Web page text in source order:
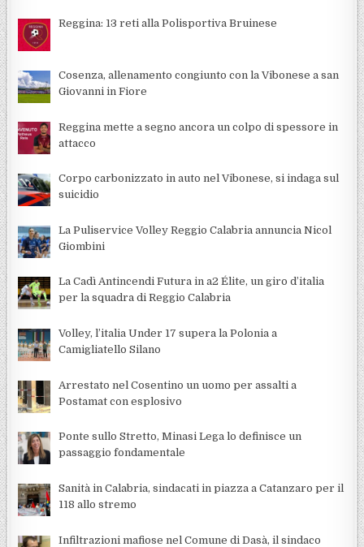
Reggina: 13 reti alla Polisportiva Bruinese
Cosenza, allenamento congiunto con la Vibonese a san
Giovanni in Fiore
Reggina mette a segno ancora un colpo di spessore in
attacco
Corpo carbonizzato in auto nel Vibonese, si indaga sul
suicidio
La Puliservice Volley Reggio Calabria annuncia Nicol
Giombini
La Cadì Antincendi Futura in a2 Élite, un giro d’italia
per la squadra di Reggio Calabria
Volley, l’italia Under 17 supera la Polonia a
Camigliatello Silano
Arrestato nel Cosentino un uomo per assalti a
Postamat con esplosivo
Ponte sullo Stretto, Minasi Lega lo definisce un
passaggio fondamentale
Sanità in Calabria, sindacati in piazza a Catanzaro per il
118 allo stremo
Infiltrazioni mafiose nel Comune di Dasà, il sindaco